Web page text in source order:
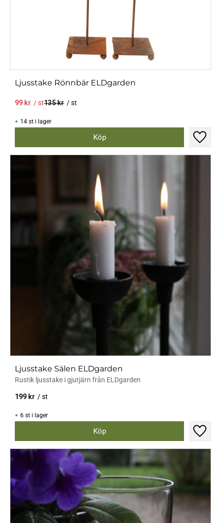
Ljusstake Rönnbär ELDgarden
99 kr /st135kr /st
Lägg
14 st i lager
Ljusstake Sälen ELDgarden
Rustik ljusstake i gjutjärn från ELDgarden
199 kr /st
Lägg
6 st i lager